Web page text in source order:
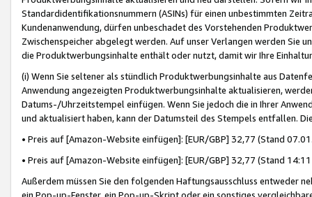
Standardidentifikationsnummern (ASINs) für einen unbestimmten
Kundenanwendung, dürfen unbeschadet des Vorstehenden
Zwischenspeicher abgelegt werden. Auf unser Verlangen werden Sie
die Produktwerbungsinhalte enthält oder nutzt, damit wir Ihre
(i) Wenn Sie seltener als stündlich Produktwerbungsinhalte aus
Anwendung angezeigten Produktwerbungsinhalte aktualisieren,
Datums-/Uhrzeitstempel einfügen. Wenn Sie jedoch die in Ihrer
und aktualisiert haben, kann der Datumsteil des Stempels entfallen.
• Preis auf [Amazon-Website einfügen]: [EUR/GBP] 32,77 (Stand
• Preis auf [Amazon-Website einfügen]: [EUR/GBP] 32,77 (Stand
Außerdem müssen Sie den folgenden Haftungsausschluss entweder
ein Pop-up-Fenster, ein Pop-up-Skript oder ein sonstiges